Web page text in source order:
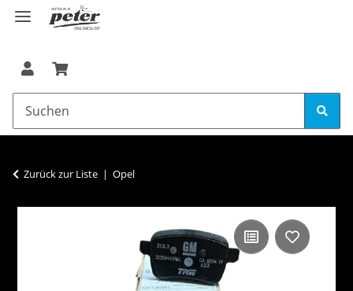
Zurück zur Liste Opel